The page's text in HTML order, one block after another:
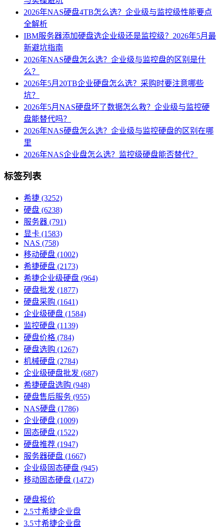
2026年NAS硬盘4TB怎么选？企业级与监控级性能要点
全解析
IBM服务器添加硬盘选企业级还是监控级？2026年5月最
新避坑指南
2026年NAS硬盘怎么选？企业级与监控盘的区别是什
么？
2026年5月20TB企业硬盘怎么选？采购时要注意哪些
坑？
2026年5月NAS硬盘坏了数据怎么救？企业级与监控硬
盘能替代吗？
2026年NAS硬盘怎么选？企业级与监控硬盘的区别在哪
里
2026年NAS企业盘怎么选？监控级硬盘能否替代？
标签列表
希捷 (3252)
硬盘 (6238)
服务器 (791)
显卡 (1583)
NAS (758)
移动硬盘 (1002)
希捷硬盘 (2173)
希捷企业级硬盘 (964)
硬盘批发 (1877)
硬盘采购 (1641)
企业级硬盘 (1584)
监控硬盘 (1139)
硬盘价格 (784)
硬盘选购 (1267)
机械硬盘 (2784)
企业级硬盘批发 (687)
希捷硬盘选购 (948)
硬盘售后服务 (955)
NAS硬盘 (1786)
企业硬盘 (1009)
固态硬盘 (1522)
硬盘推荐 (1947)
服务器硬盘 (1667)
企业级固态硬盘 (945)
移动固态硬盘 (1472)
硬盘报价
2.5寸希捷企业盘
3.5寸希捷企业盘